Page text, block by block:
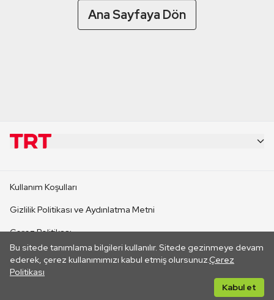
Ana Sayfaya Dön
Bu sitede tanımlama bilgileri kullanılır. Sitede gezinmeye devam
ederek, çerez kullanımımızı kabul etmiş olursunuz.Çerez
Politikası
Kabul et
CANLI YAYINLAR
Kullanım Koşulları
Gizlilik Politikası ve Aydınlatma Metni
Çerez Politikası
İletişim
Her hakkı saklıdır. ©2026 TRT. Bağlantı yoluyla gidilen dış